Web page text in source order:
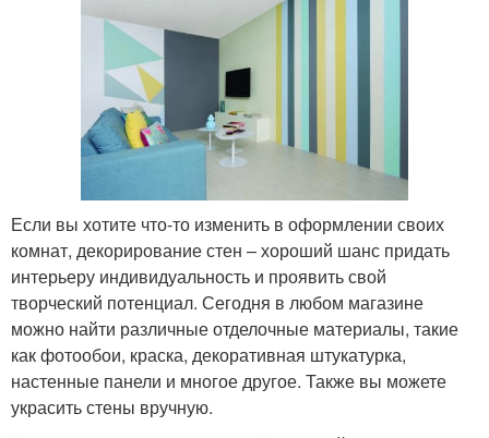
Если вы хотите что-то изменить в оформлении своих
комнат, декорирование стен – хороший шанс придать
интерьеру индивидуальность и проявить свой
творческий потенциал. Сегодня в любом магазине
можно найти различные отделочные материалы, такие
как фотообои, краска, декоративная штукатурка,
настенные панели и многое другое. Также вы можете
украсить стены вручную.